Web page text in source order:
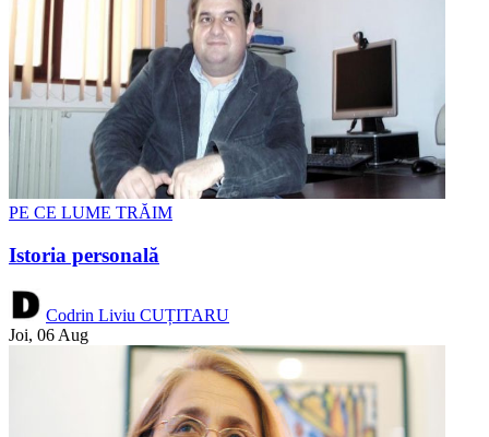
PE CE LUME TRĂIM
Istoria personală
Codrin Liviu CUȚITARU
Joi, 06 Aug